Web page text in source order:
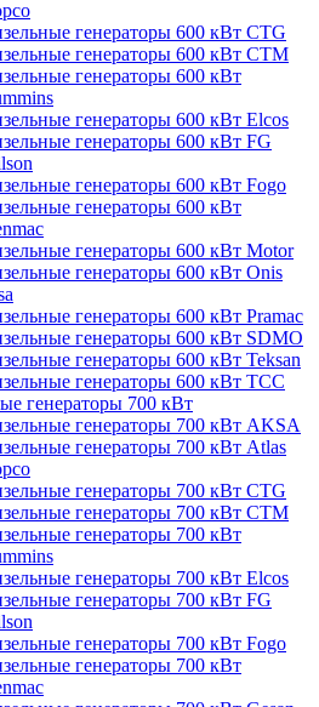
генераторы 600 кВт CTG
генераторы 600 кВт CTM
генераторы 600 кВт
генераторы 600 кВт Elcos
генераторы 600 кВт FG
генераторы 600 кВт Fogo
генераторы 600 кВт
генераторы 600 кВт Motor
генераторы 600 кВт Onis
генераторы 600 кВт Pramac
генераторы 600 кВт SDMO
генераторы 600 кВт Teksan
генераторы 600 кВт ТСС
генераторы 700 кВт
генераторы 700 кВт AKSA
генераторы 700 кВт Atlas
генераторы 700 кВт CTG
генераторы 700 кВт CTM
генераторы 700 кВт
генераторы 700 кВт Elcos
генераторы 700 кВт FG
генераторы 700 кВт Fogo
генераторы 700 кВт